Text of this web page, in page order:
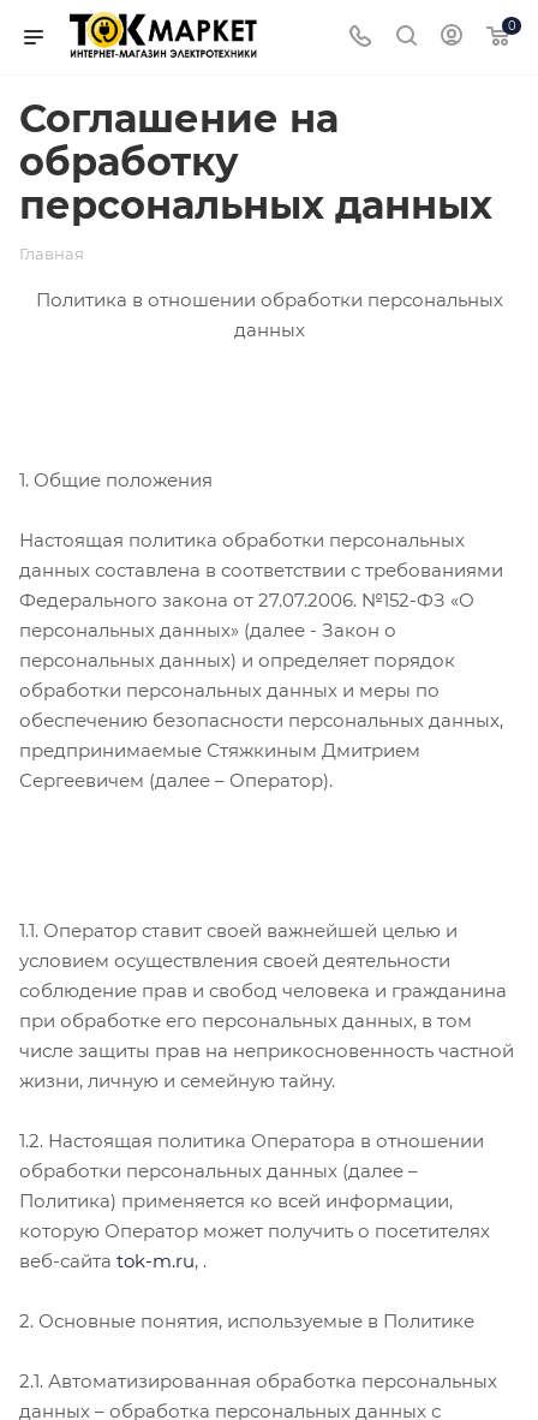
0
Соглашение на
обработку
персональных данных
Главная
Политика в отношении обработки персональных
данных
1. Общие положения
Настоящая политика обработки персональных
данных составлена в соответствии с требованиями
Федерального закона от 27.07.2006. №152-ФЗ «О
персональных данных» (далее - Закон о
персональных данных) и определяет порядок
обработки персональных данных и меры по
обеспечению безопасности персональных данных,
предпринимаемые Стяжкиным Дмитрием
Сергеевичем (далее – Оператор).
1.1. Оператор ставит своей важнейшей целью и
условием осуществления своей деятельности
соблюдение прав и свобод человека и гражданина
при обработке его персональных данных, в том
числе защиты прав на неприкосновенность частной
жизни, личную и семейную тайну.
1.2. Настоящая политика Оператора в отношении
обработки персональных данных (далее –
Политика) применяется ко всей информации,
которую Оператор может получить о посетителях
веб-сайта tok-m.ru, .
2. Основные понятия, используемые в Политике
2.1. Автоматизированная обработка персональных
данных – обработка персональных данных с